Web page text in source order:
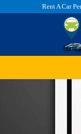
Rent A Car